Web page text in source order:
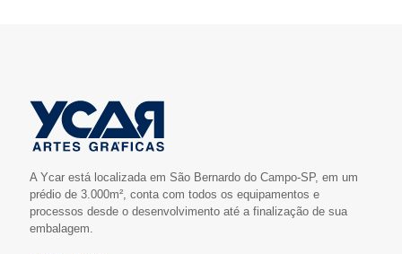
A Ycar está localizada em São Bernardo do Campo-SP, em um
prédio de 3.000m², conta com todos os equipamentos e
processos desde o desenvolvimento até a finalização de sua
embalagem.